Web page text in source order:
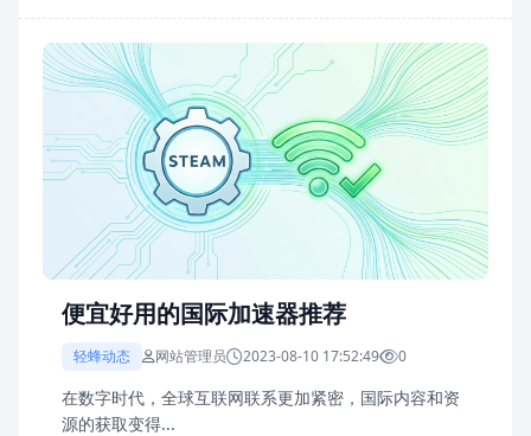
便宜好用的国际加速器推荐
轻蜂动态 网站管理员 2023-08-10 17:52:49 0
在数字时代，全球互联网联系更加紧密，国际内容和资
源的获取变得...